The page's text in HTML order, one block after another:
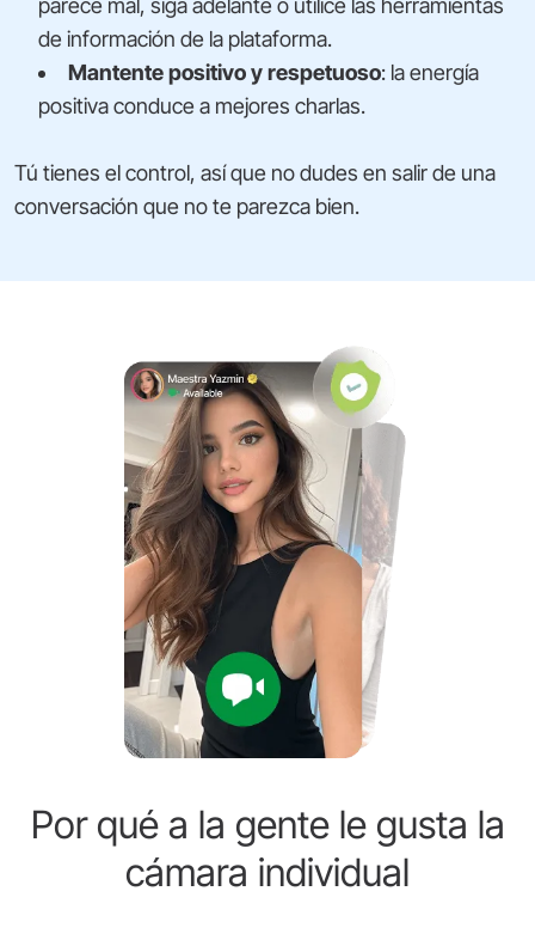
de información de la plataforma.
Mantente positivo y respetuoso: la energía
positiva conduce a mejores charlas.
Tú tienes el control, así que no dudes en salir de una
conversación que no te parezca bien.
Por qué a la gente le gusta la
cámara individual